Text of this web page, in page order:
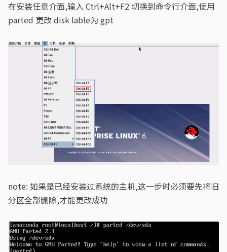
在安装任意介面,输入 Ctrl+Alt+F2 切换到命令行介面,使用
parted 更改 disk lable为 gpt
note: 如果是已经安装过系统的主机,这一步时必须要先将旧
分区全部删除,才能更改成功